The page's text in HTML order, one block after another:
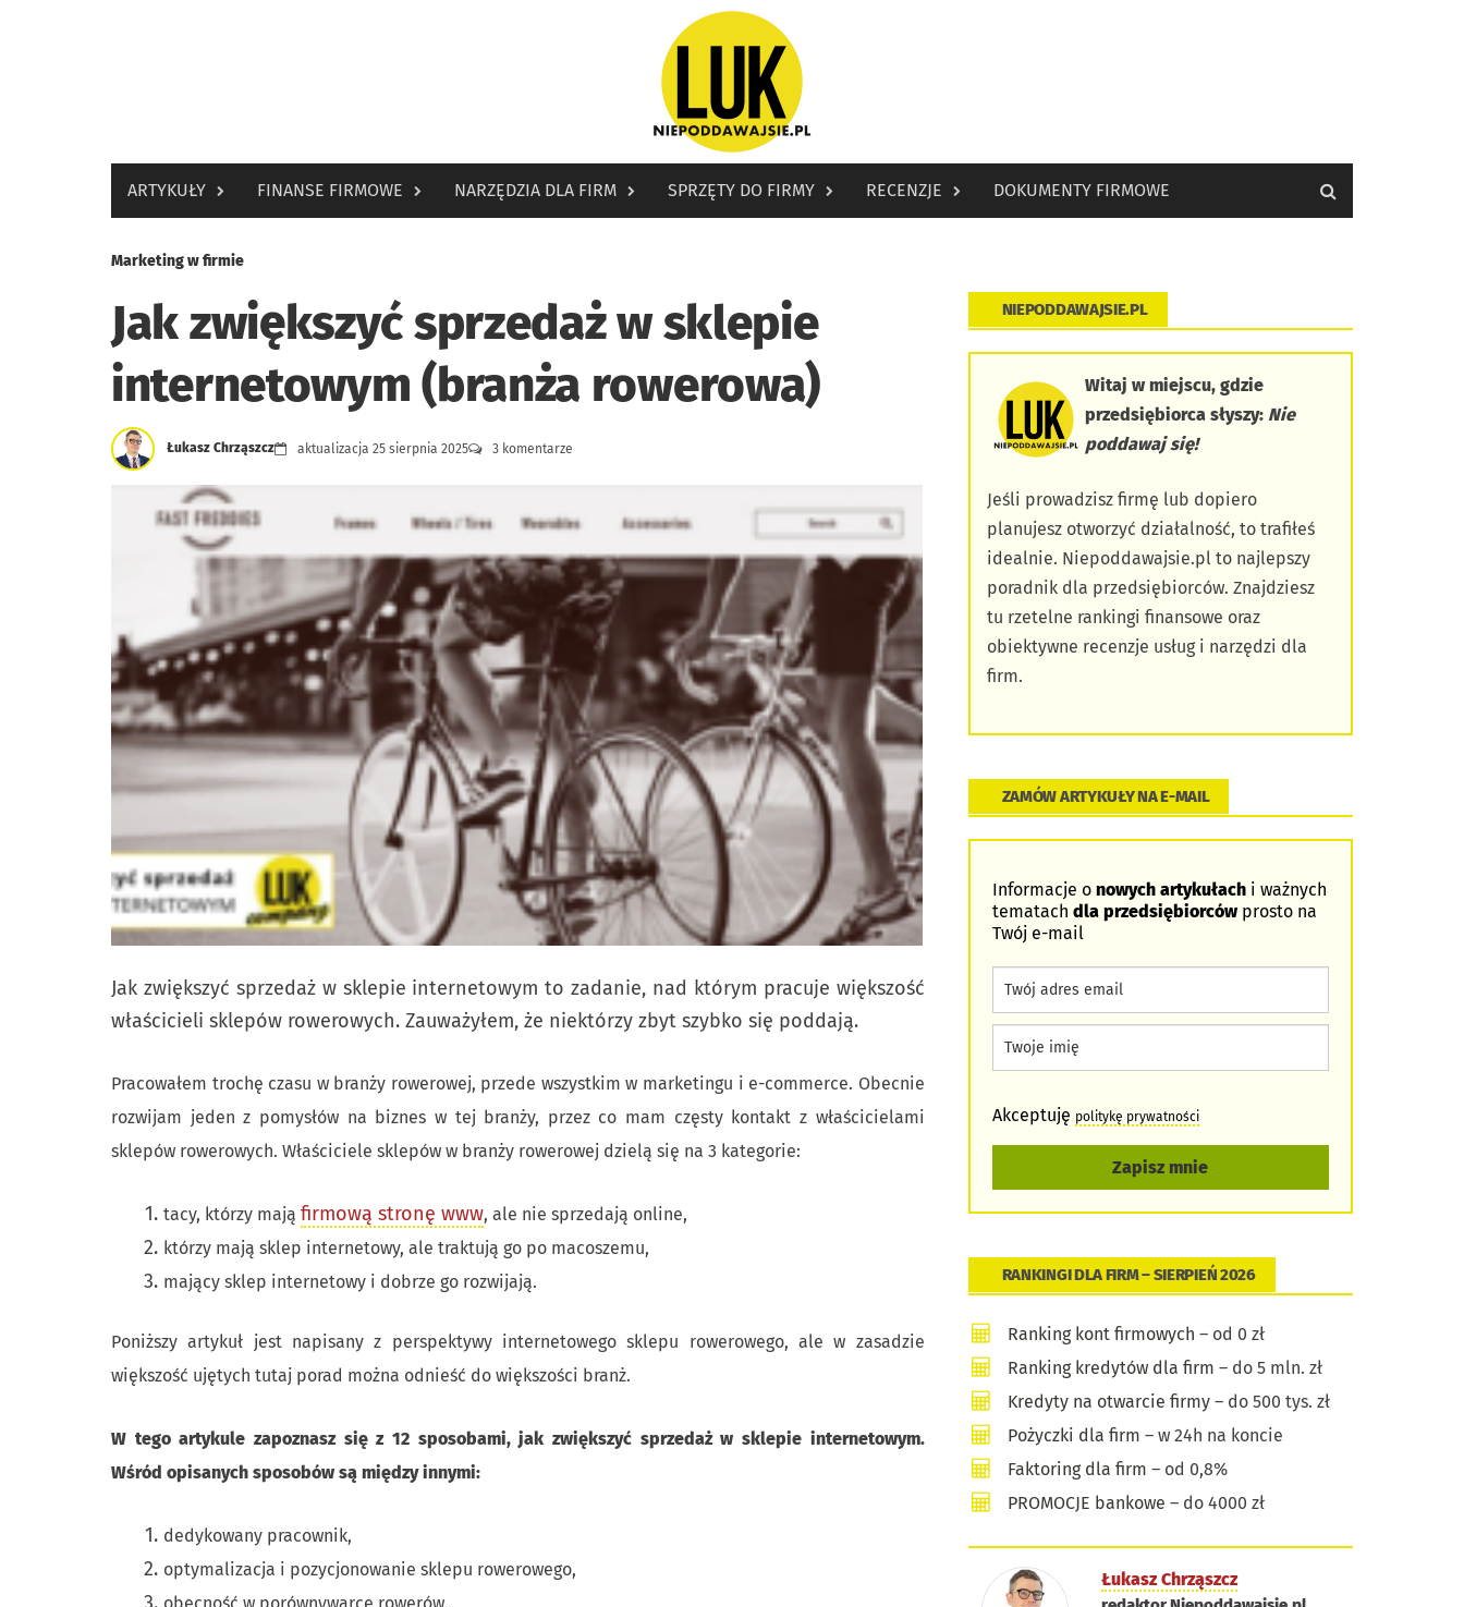
ARTYKUŁY FINANSE FIRMOWE NARZĘDZIA DLA FIRM SPRZĘTY DO FIRMY RECENZJE DOKUMENTY FIRMOWE
Marketing w firmie
Jak zwiększyć sprzedaż w sklepie
internetowym (branża rowerowa)
aktualizacja 25 sierpnia 2025
Łukasz Chrząszcz 3 komentarze
Jak zwiększyć sprzedaż w sklepie internetowym to zadanie, nad którym pracuje większość
właścicieli sklepów rowerowych. Zauważyłem, że niektórzy zbyt szybko się poddają.
Pracowałem trochę czasu w branży rowerowej, przede wszystkim w marketingu i e-commerce. Obecnie
rozwijam jeden z pomysłów na biznes w tej branży, przez co mam częsty kontakt z właścicielami
sklepów rowerowych. Właściciele sklepów w branży rowerowej dzielą się na 3 kategorie:
tacy, którzy mają firmową stronę www, ale nie sprzedają online,
którzy mają sklep internetowy, ale traktują go po macoszemu,
mający sklep internetowy i dobrze go rozwijają.
Poniższy artykuł jest napisany z perspektywy internetowego sklepu rowerowego, ale w zasadzie
większość ujętych tutaj porad można odnieść do większości branż.
W tego artykule zapoznasz się z 12 sposobami, jak zwiększyć sprzedaż w sklepie internetowym.
Wśród opisanych sposobów są między innymi:
dedykowany pracownik,
optymalizacja i pozycjonowanie sklepu rowerowego,
obecność w porównywarce rowerów,
NIEPODDAWAJSIE.PL
Witaj w miejscu, gdzie
przedsiębiorca słyszy: Nie
poddawaj się!
Jeśli prowadzisz firmę lub dopiero
planujesz otworzyć działalność, to trafiłeś
idealnie. Niepoddawajsie.pl to najlepszy
poradnik dla przedsiębiorców. Znajdziesz
tu rzetelne rankingi finansowe oraz
obiektywne recenzje usług i narzędzi dla
firm.
ZAMÓW ARTYKUŁY NA E-MAIL
Informacje o nowych artykułachi ważnych
tematach dla przedsiębiorcówprosto na
Twój e-mail
Akceptuję politykę prywatności
Zapisz mnie
RANKINGI DLA FIRM – SIERPIEŃ 2026
Ranking kont firmowych – od 0 zł
Ranking kredytów dla firm – do 5 mln. zł
Kredyty na otwarcie firmy – do 500 tys. zł
Pożyczki dla firm – w 24h na koncie
Faktoring dla firm – od 0,8%
PROMOCJE bankowe – do 4000 zł
Łukasz Chrząszcz